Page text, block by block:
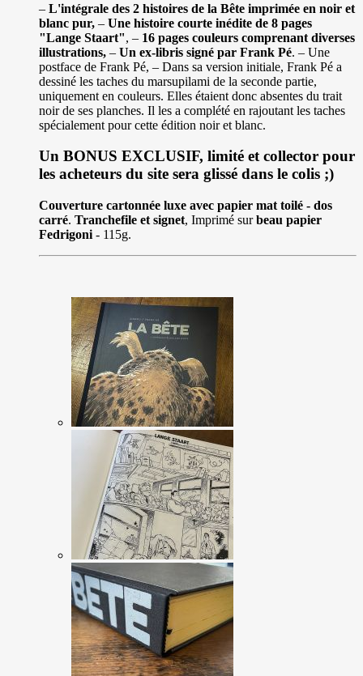
– L'intégrale des 2 histoires de la Bête imprimée en noir et
blanc pur, – Une histoire courte inédite de 8 pages
"Lange Staart", – 16 pages couleurs comprenant diverses
illustrations, – Un ex-libris signé par Frank Pé. – Une
postface de Frank Pé, – Dans sa version initiale, Frank Pé a
dessiné les taches du marsupilami de la seconde partie,
uniquement en couleurs. Elles étaient donc absentes du trait
noir de ses planches. Il les a complété en rajoutant les taches
spécialement pour cette édition noir et blanc.
Un BONUS EXCLUSIF, limité et collector pour
les acheteurs du site sera glissé dans le colis ;)
Couverture cartonnée luxe avec papier mat toilé - dos
carré. Tranchefile et signet, Imprimé surbeau papier
Fedrigoni - 115g.